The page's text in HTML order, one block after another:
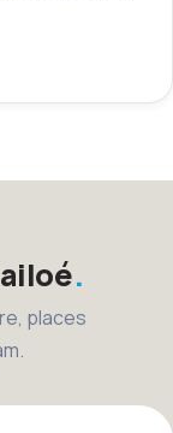
places